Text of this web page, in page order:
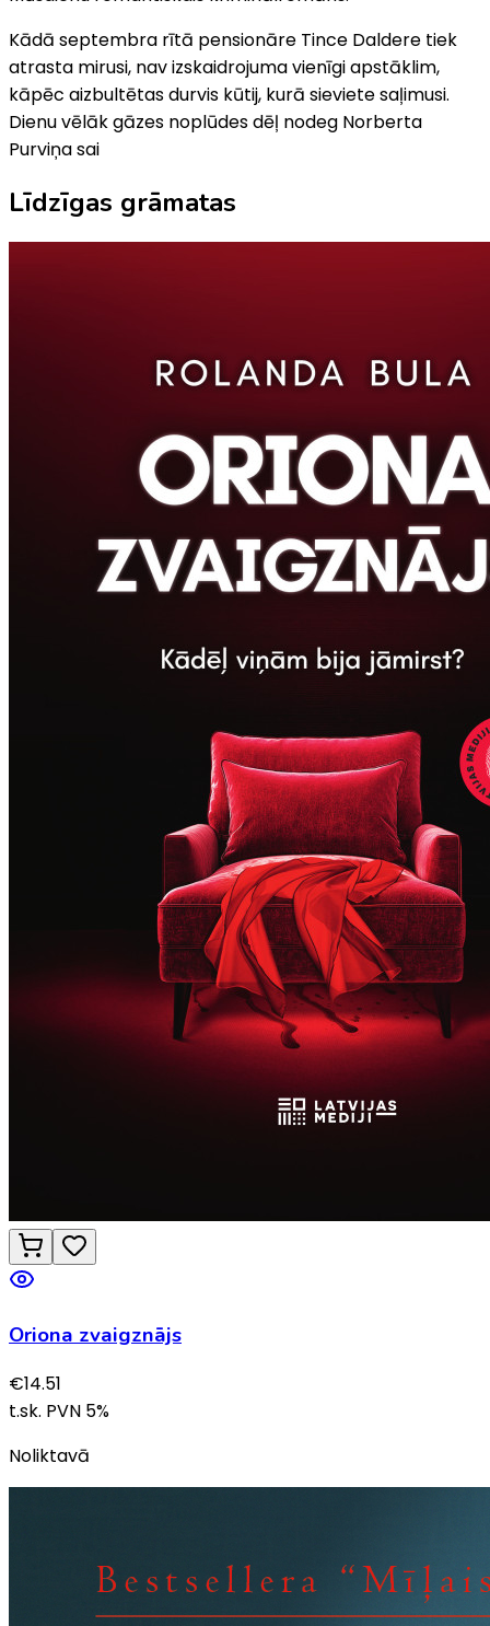
Kādā septembra rītā pensionāre Tince Daldere tiek
atrasta mirusi, nav izskaidrojuma vienīgi apstāklim,
kāpēc aizbultētas durvis kūtij, kurā sieviete saļimusi.
Dienu vēlāk gāzes noplūdes dēļ nodeg Norberta
Purviņa sai
Līdzīgas grāmatas
Oriona zvaigznājs
€14.51
t.sk. PVN 5%
Noliktavā